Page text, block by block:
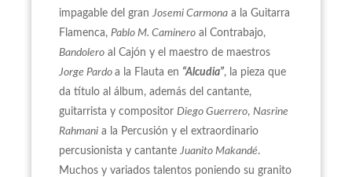
impagable del gran Josemi Carmona a la Guitarra
Flamenca, Pablo M. Caminero al Contrabajo,
Bandolero al Cajón y el maestro de maestros
Jorge Pardo a la Flauta en “Alcudia”, la pieza que
da título al álbum, además del cantante,
guitarrista y compositor Diego Guerrero, Nasrine
Rahmani a la Percusión y el extraordinario
percusionista y cantante Juanito Makandé.
Muchos y variados talentos poniendo su granito